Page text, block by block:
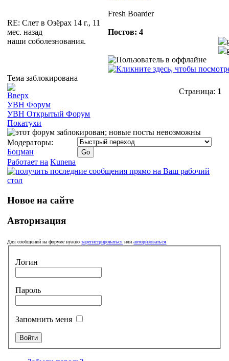
RE: Слет в Озёрах 14 г., 11
мес. назад
наши соболезнования.
Fresh Boarder
Постов: 4
Тема заблокирована
Страница: 1
УВН Форум
УВН Открытый Форум
Покатухи
Модераторы:
Боцман
Работает на Kunena
Новое на сайте
Авторизация
Для сообщений на форуме нужнозарегистрироваться илиавторизоваться
Логин
Пароль
Запомнить меня